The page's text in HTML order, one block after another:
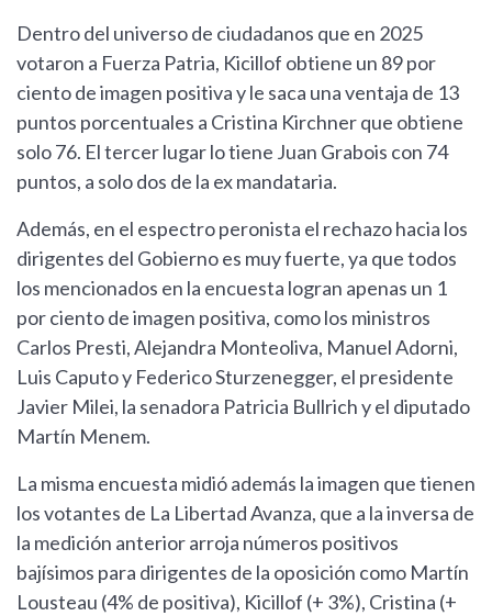
Dentro del universo de ciudadanos que en 2025
votaron a Fuerza Patria, Kicillof obtiene un 89 por
ciento de imagen positiva y le saca una ventaja de 13
puntos porcentuales a Cristina Kirchner que obtiene
solo 76. El tercer lugar lo tiene Juan Grabois con 74
puntos, a solo dos de la ex mandataria.
Además, en el espectro peronista el rechazo hacia los
dirigentes del Gobierno es muy fuerte, ya que todos
los mencionados en la encuesta logran apenas un 1
por ciento de imagen positiva, como los ministros
Carlos Presti, Alejandra Monteoliva, Manuel Adorni,
Luis Caputo y Federico Sturzenegger, el presidente
Javier Milei, la senadora Patricia Bullrich y el diputado
Martín Menem.
La misma encuesta midió además la imagen que tienen
los votantes de La Libertad Avanza, que a la inversa de
la medición anterior arroja números positivos
bajísimos para dirigentes de la oposición como Martín
Lousteau (4% de positiva), Kicillof (+ 3%), Cristina (+